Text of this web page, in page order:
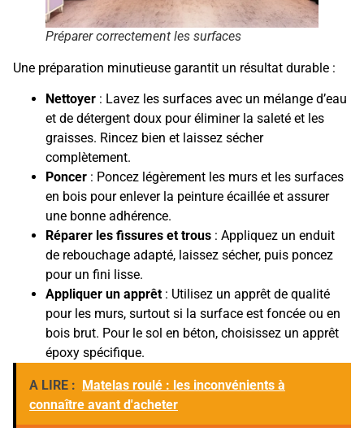
Préparer correctement les surfaces
Une préparation minutieuse garantit un résultat durable :
Nettoyer : Lavez les surfaces avec un mélange d’eau
et de détergent doux pour éliminer la saleté et les
graisses. Rincez bien et laissez sécher
complètement.
Poncer : Poncez légèrement les murs et les surfaces
en bois pour enlever la peinture écaillée et assurer
une bonne adhérence.
Réparer les fissures et trous : Appliquez un enduit
de rebouchage adapté, laissez sécher, puis poncez
pour un fini lisse.
Appliquer un apprêt : Utilisez un apprêt de qualité
pour les murs, surtout si la surface est foncée ou en
bois brut. Pour le sol en béton, choisissez un apprêt
époxy spécifique.
A LIRE :
Matelas roulé : les inconvénients à
connaître avant d'acheter